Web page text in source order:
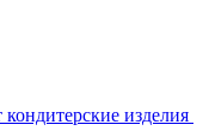
изделия